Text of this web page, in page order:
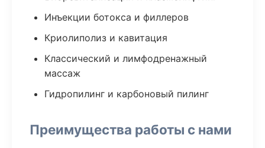
Инъекции ботокса и филлеров
Криолиполиз и кавитация
Классический и лимфодренажный
массаж
Гидропилинг и карбоновый пилинг
Преимущества работы с нами